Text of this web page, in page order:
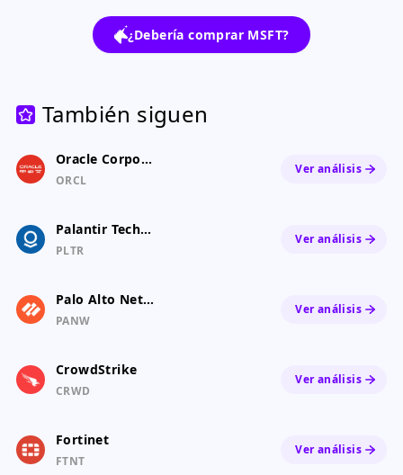
¿Debería comprar MSFT?
También siguen
Oracle Corporation
ORCL
Ver análisis
Palantir Technologies
PLTR
Ver análisis
Palo Alto Networks
PANW
Ver análisis
CrowdStrike
CRWD
Ver análisis
Fortinet
FTNT
Ver análisis